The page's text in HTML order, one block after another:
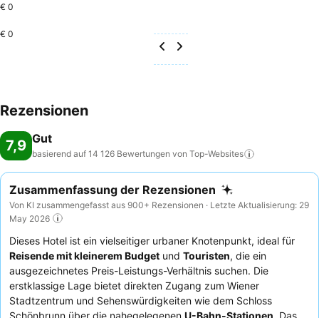
€ 0
€ 0
Rezensionen
7,9 Gut
basierend auf 14 126 Bewertungen von Top-Websites
Zusammenfassung der Rezensionen
Von KI zusammengefasst aus 900+ Rezensionen · Letzte Aktualisierung: 29
May 2026
Dieses Hotel ist ein vielseitiger urbaner Knotenpunkt, ideal für
Reisende mit kleinerem Budget und Touristen, die ein
ausgezeichnetes Preis-Leistungs-Verhältnis suchen. Die
erstklassige Lage bietet direkten Zugang zum Wiener
Stadtzentrum und Sehenswürdigkeiten wie dem Schloss